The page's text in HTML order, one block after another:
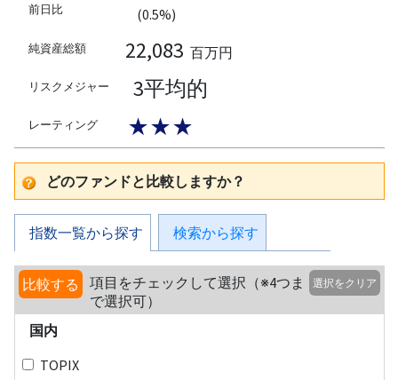
前日比
(0.5%)
純資産総額 22,083 百万円
リスクメジャー 3平均的
レーティング ★★★
どのファンドと比較しますか？
指数一覧から探す 検索から探す
比較する
項目をチェックして選択（※4つま
で選択可）
選択をクリア
国内
TOPIX